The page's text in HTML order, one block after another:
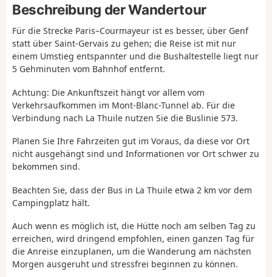
Beschreibung der Wandertour
Für die Strecke Paris–Courmayeur ist es besser, über Genf
statt über Saint-Gervais zu gehen; die Reise ist mit nur
einem Umstieg entspannter und die Bushaltestelle liegt nur
5 Gehminuten vom Bahnhof entfernt.
Achtung: Die Ankunftszeit hängt vor allem vom
Verkehrsaufkommen im Mont-Blanc-Tunnel ab. Für die
Verbindung nach La Thuile nutzen Sie die Buslinie 573.
Planen Sie Ihre Fahrzeiten gut im Voraus, da diese vor Ort
nicht ausgehängt sind und Informationen vor Ort schwer zu
bekommen sind.
Beachten Sie, dass der Bus in La Thuile etwa 2 km vor dem
Campingplatz hält.
Auch wenn es möglich ist, die Hütte noch am selben Tag zu
erreichen, wird dringend empfohlen, einen ganzen Tag für
die Anreise einzuplanen, um die Wanderung am nächsten
Morgen ausgeruht und stressfrei beginnen zu können.